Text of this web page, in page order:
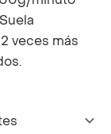
veces más